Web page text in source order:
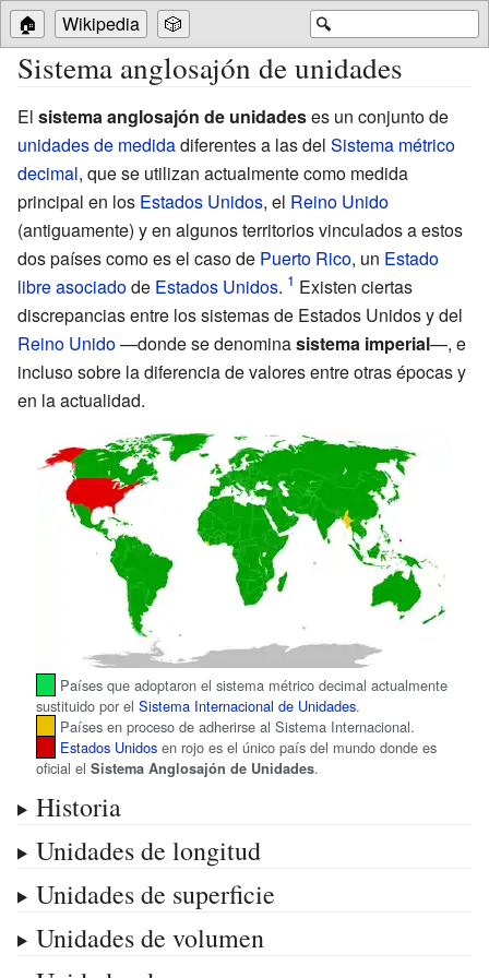
🔍
🏠 Wikipedia 🎲
Sistema anglosajón de unidades
El sistema anglosajón de unidadeses un conjunto de
unidades de medidadiferentes a las del Sistema métrico
decimal, que se utilizan actualmente como medida
principal en los Estados Unidos, el Reino Unido
(antiguamente) y en algunos territorios vinculados a estos
dos países como es el caso de Puerto Rico, un Estado
libre asociadode Estados Unidos.
Existen ciertas
discrepancias entre los sistemas de Estados Unidos y del
Reino Unido—donde se denominasistema imperial—, e
incluso sobre la diferencia de valores entre otras épocas y
en la actualidad.
Países que adoptaron el sistema métrico decimal actualmente
sustituido por el Sistema Internacional de Unidades.
Países en proceso de adherirse al Sistema Internacional.
Estados Unidos en rojo es el único país del mundo donde es
oficial el Sistema Anglosajón de Unidades.
Historia
Unidades de longitud
Unidades de superficie
Unidades de volumen